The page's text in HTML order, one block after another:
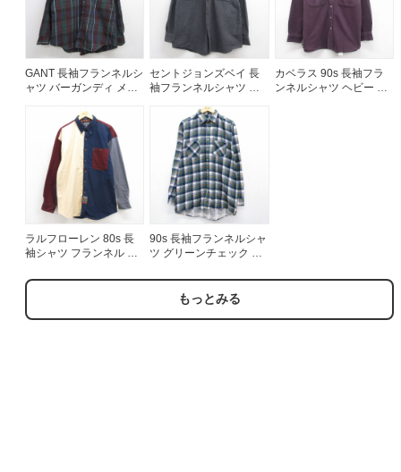
GANT 長袖フランネルシ
ャツ バーガンディ メン
セントジョンズベイ 長
袖フランネルシャツ グ
カベラス 90s 長袖フラ
ンネルシャツ ヘビー パ
ラルフローレン 80s 長
袖シャツ フランネル ネ
着
90s 長袖フランネルシャ
ツ グリーンチェック メ
もっとみる